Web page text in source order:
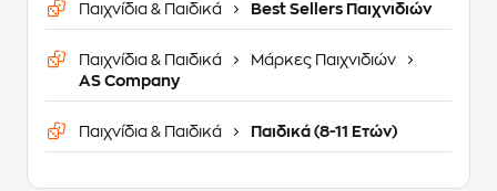
Παιχνίδια & Παιδικά Best Sellers Παιχνιδιών
Παιχνίδια & Παιδικά
Μάρκες Παιχνιδιών
AS Company
Παιχνίδια & Παιδικά Παιδικά (8-11 Ετών)